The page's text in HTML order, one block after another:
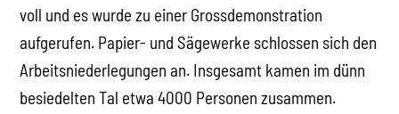
voll und es wurde zu einer Grossdemonstration
aufgerufen. Papier- und Sägewerke schlossen sich den
Arbeitsniederlegungen an. Insgesamt kamen im dünn
besiedelten Tal etwa 4000 Personen zusammen.